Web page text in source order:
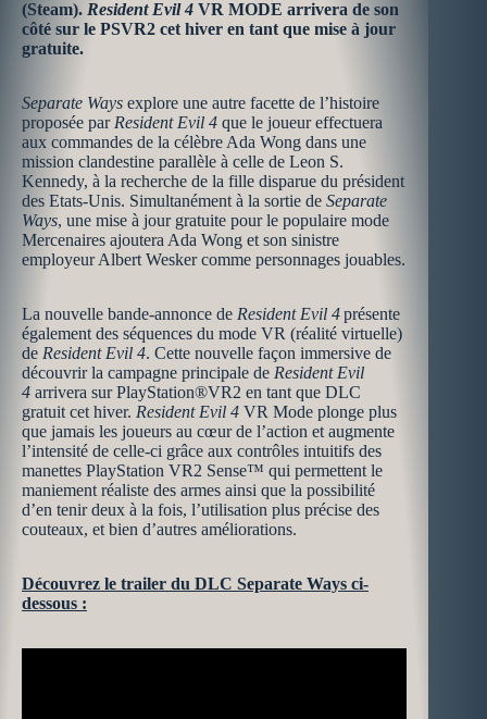
(Steam). Resident Evil 4 VR MODE arrivera de son
côté sur le PSVR2 cet hiver en tant que mise à jour
gratuite.
Separate Ways explore une autre facette de l’histoire
proposée par Resident Evil 4 que le joueur effectuera
aux commandes de la célèbre Ada Wong dans une
mission clandestine parallèle à celle de Leon S.
Kennedy, à la recherche de la fille disparue du président
des Etats-Unis. Simultanément à la sortie de Separate
Ways, une mise à jour gratuite pour le populaire mode
Mercenaires ajoutera Ada Wong et son sinistre
employeur Albert Wesker comme personnages jouables.
La nouvelle bande-annonce de Resident Evil 4présente
également des séquences du mode VR (réalité virtuelle)
de Resident Evil 4. Cette nouvelle façon immersive de
découvrir la campagne principale de Resident Evil
4 arrivera sur PlayStation®VR2 en tant que DLC
gratuit cet hiver. Resident Evil 4 VR Mode plonge plus
que jamais les joueurs au cœur de l’action et augmente
l’intensité de celle-ci grâce aux contrôles intuitifs des
manettes PlayStation VR2 Sense™ qui permettent le
maniement réaliste des armes ainsi que la possibilité
d’en tenir deux à la fois, l’utilisation plus précise des
couteaux, et bien d’autres améliorations.
Découvrez le trailer du DLC Separate Ways ci-
dessous :